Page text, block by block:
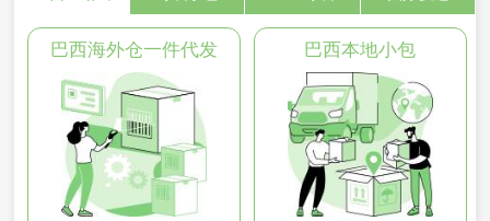
巴西海外仓一件代发 巴西本地小包